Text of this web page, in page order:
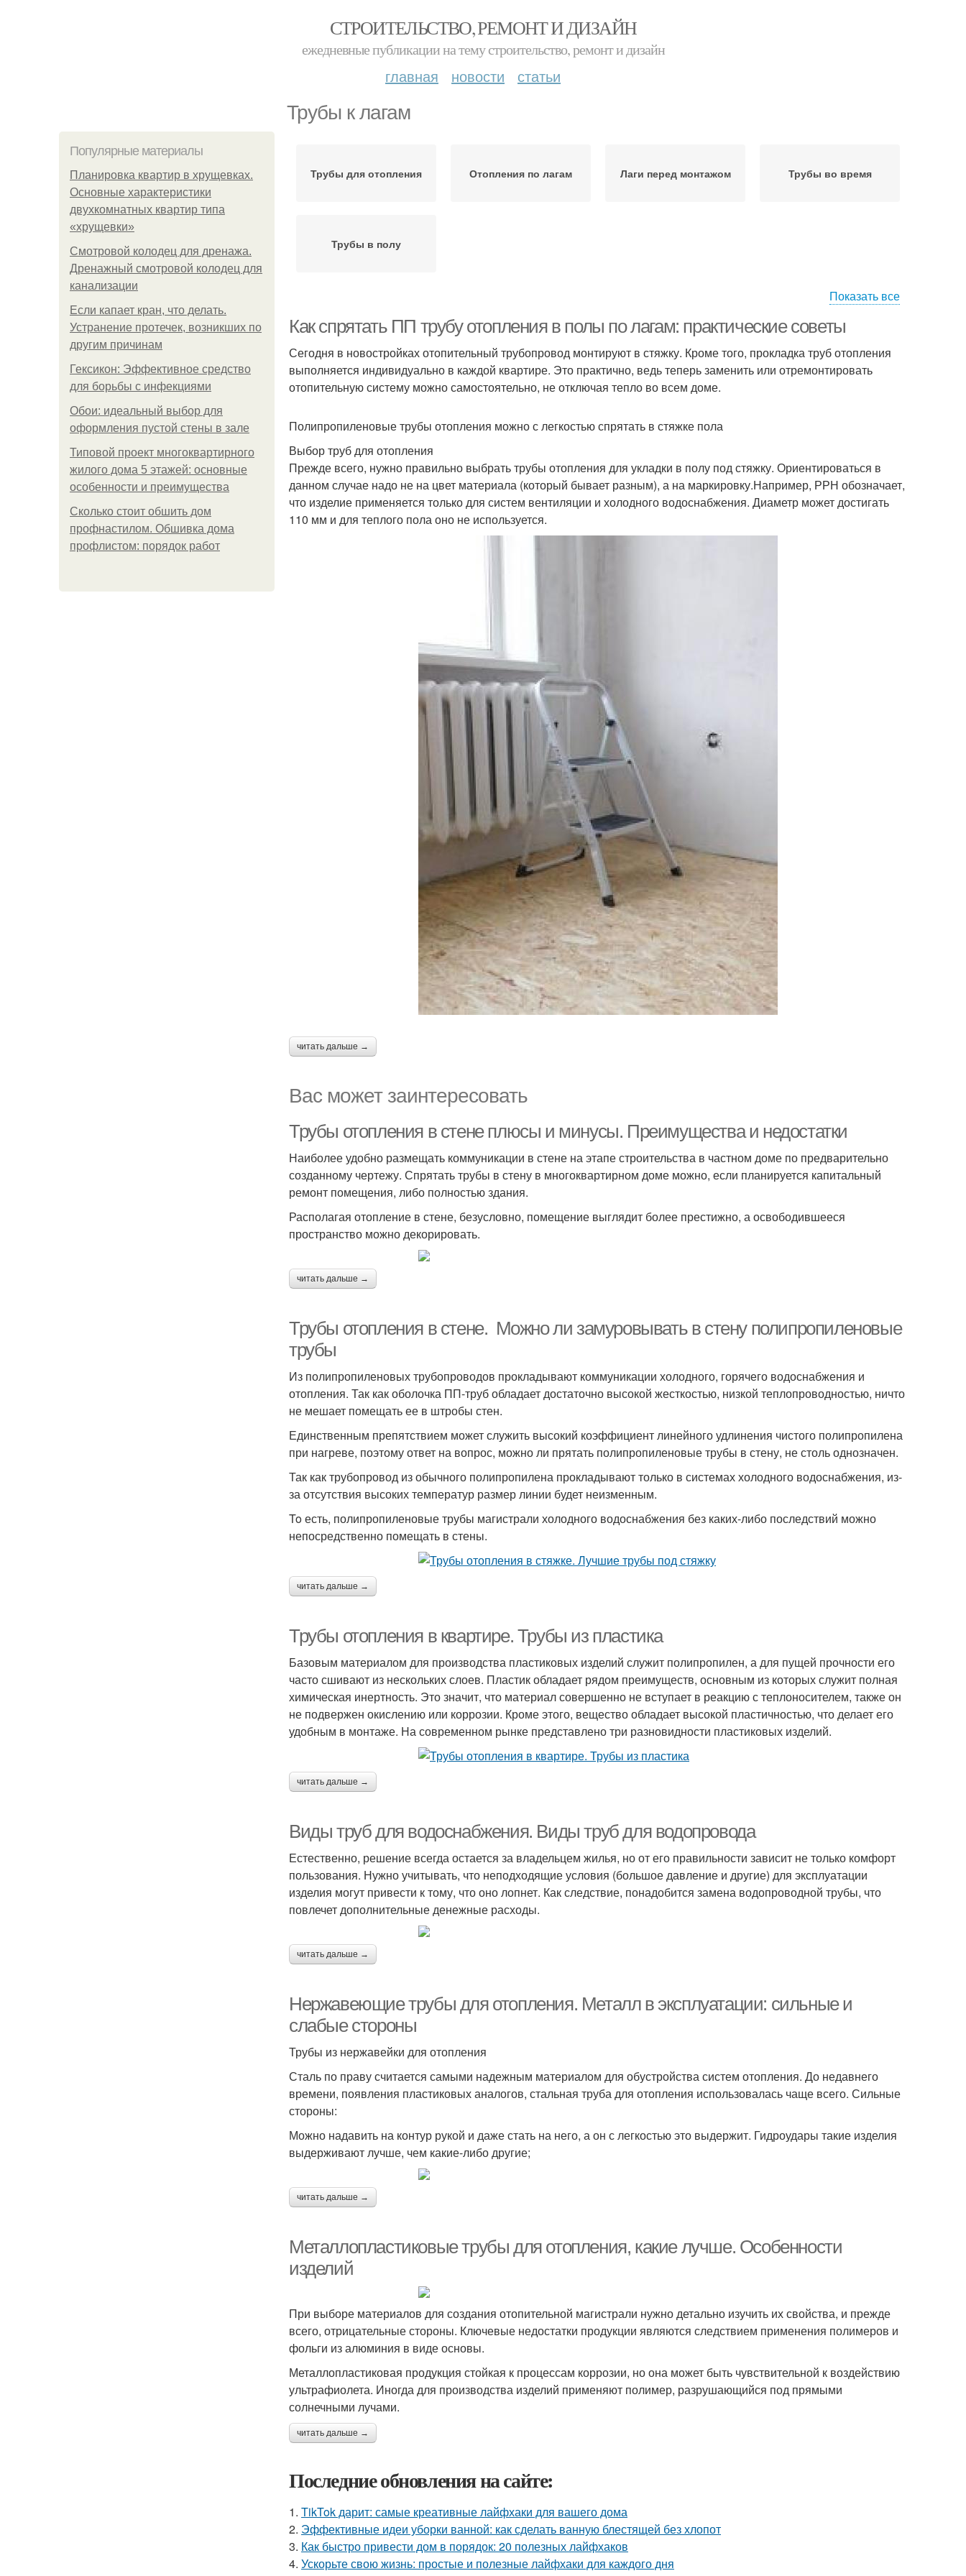
СТРОИТЕЛЬСТВО, РЕМОНТ И ДИЗАЙН
ежедневные публикации на тему строительство, ремонт и дизайн
главная новости статьи
Трубы к лагам
Популярные материалы
Планировка квартир в хрущевках.
Основные характеристики
двухкомнатных квартир типа
«хрущевки»
Смотровой колодец для дренажа.
Дренажный смотровой колодец для
канализации
Если капает кран, что делать.
Устранение протечек, возникших по
другим причинам
Гексикон: Эффективное средство
для борьбы с инфекциями
Обои: идеальный выбор для
оформления пустой стены в зале
Типовой проект многоквартирного
жилого дома 5 этажей: основные
особенности и преимущества
Сколько стоит обшить дом
профнастилом. Обшивка дома
профлистом: порядок работ
Трубы для отопления Отопления по лагам Лаги перед монтажом Трубы во время
Трубы в полу
Показать все
Как спрятать ПП трубу отопления в полы по лагам: практические советы
Сегодня в новостройках отопительный трубопровод монтируют в стяжку. Кроме того, прокладка труб отопления
выполняется индивидуально в каждой квартире. Это практично, ведь теперь заменить или отремонтировать
отопительную систему можно самостоятельно, не отключая тепло во всем доме.
Полипропиленовые трубы отопления можно с легкостью спрятать в стяжке пола
Выбор труб для отопления
Прежде всего, нужно правильно выбрать трубы отопления для укладки в полу под стяжку. Ориентироваться в
данном случае надо не на цвет материала (который бывает разным), а на маркировку.Например, РРН обозначает,
что изделие применяется только для систем вентиляции и холодного водоснабжения. Диаметр может достигать
110 мм и для теплого пола оно не используется.
читать дальше →
Вас может заинтересовать
Трубы отопления в стене плюсы и минусы. Преимущества и недостатки
Наиболее удобно размещать коммуникации в стене на этапе строительства в частном доме по предварительно
созданному чертежу. Спрятать трубы в стену в многоквартирном доме можно, если планируется капитальный
ремонт помещения, либо полностью здания.
Располагая отопление в стене, безусловно, помещение выглядит более престижно, а освободившееся
пространство можно декорировать.
читать дальше →
Трубы отопления в стене. Можно ли замуровывать в стену полипропиленовые
трубы
Из полипропиленовых трубопроводов прокладывают коммуникации холодного, горячего водоснабжения и
отопления. Так как оболочка ПП-труб обладает достаточно высокой жесткостью, низкой теплопроводностью, ничто
не мешает помещать ее в штробы стен.
Единственным препятствием может служить высокий коэффициент линейного удлинения чистого полипропилена
при нагреве, поэтому ответ на вопрос, можно ли прятать полипропиленовые трубы в стену, не столь однозначен.
Так как трубопровод из обычного полипропилена прокладывают только в системах холодного водоснабжения, из-
за отсутствия высоких температур размер линии будет неизменным.
To есть, полипропиленовые трубы магистрали холодного водоснабжения без каких-либо последствий можно
непосредственно помещать в стены.
читать дальше →
Трубы отопления в квартире. Трубы из пластика
Базовым материалом для производства пластиковых изделий служит полипропилен, а для пущей прочности его
часто сшивают из нескольких слоев. Пластик обладает рядом преимуществ, основным из которых служит полная
химическая инертность. Это значит, что материал совершенно не вступает в реакцию с теплоносителем, также он
не подвержен окислению или коррозии. Кроме этого, вещество обладает высокой пластичностью, что делает его
удобным в монтаже. На современном рынке представлено три разновидности пластиковых изделий.
читать дальше →
Виды труб для водоснабжения. Виды труб для водопровода
Естественно, решение всегда остается за владельцем жилья, но от его правильности зависит не только комфорт
пользования. Нужно учитывать, что неподходящие условия (большое давление и другие) для эксплуатации
изделия могут привести к тому, что оно лопнет. Как следствие, понадобится замена водопроводной трубы, что
повлечет дополнительные денежные расходы.
читать дальше →
Нержавеющие трубы для отопления. Металл в эксплуатации: сильные и
слабые стороны
Трубы из нержавейки для отопления
Сталь по праву считается самыми надежным материалом для обустройства систем отопления. До недавнего
времени, появления пластиковых аналогов, стальная труба для отопления использовалась чаще всего. Сильные
стороны:
Можно надавить на контур рукой и даже стать на него, а он с легкостью это выдержит. Гидроудары такие изделия
выдерживают лучше, чем какие-либо другие;
читать дальше →
Металлопластиковые трубы для отопления, какие лучше. Особенности
изделий
При выборе материалов для создания отопительной магистрали нужно детально изучить их свойства, и прежде
всего, отрицательные стороны. Ключевые недостатки продукции являются следствием применения полимеров и
фольги из алюминия в виде основы.
Металлопластиковая продукция стойкая к процессам коррозии, но она может быть чувствительной к воздействию
ультрафиолета. Иногда для производства изделий применяют полимер, разрушающийся под прямыми
солнечными лучами.
читать дальше →
Последние обновления на сайте:
1. TikTok дарит: самые креативные лайфхаки для вашего дома
2. Эффективные идеи уборки ванной: как сделать ванную блестящей без хлопот
3. Как быстро привести дом в порядок: 20 полезных лайфхаков
4. Ускорьте свою жизнь: простые и полезные лайфхаки для каждого дня